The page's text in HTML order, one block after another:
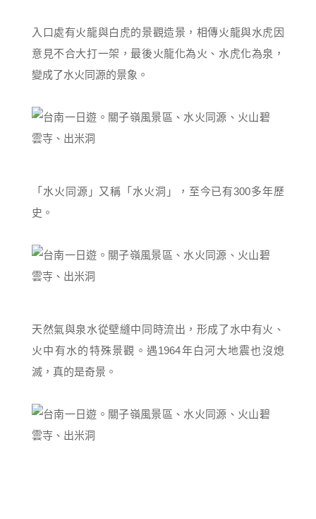
入口處有火龍與白虎的景觀造景，相傳火龍與水虎因
意見不合大打一架，最後火龍化為火、水虎化為泉，
變成了水火同源的景象。
「水火同源」又稱「水火洞」，至今已有300多年歷
史。
天然氣與泉水從壁縫中同時流出，形成了水中有火、
火中有水的特殊景觀。遇1964年白河大地震也沒熄
滅，真的是奇景。